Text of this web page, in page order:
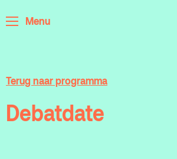
Menu
Terug naar programma
Debatdate